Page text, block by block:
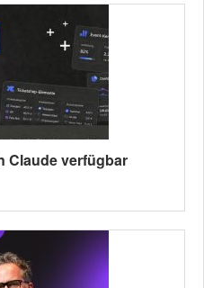
Claude verfügbar